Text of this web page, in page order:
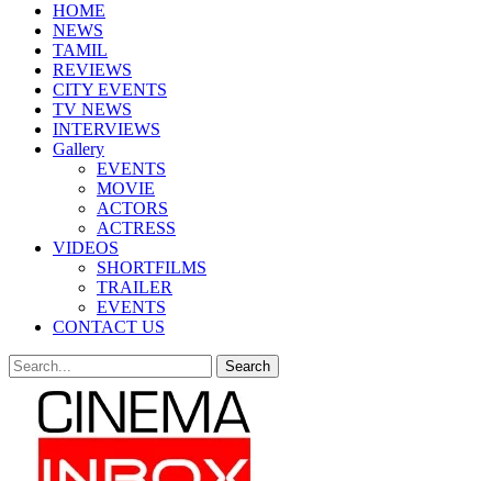
HOME
NEWS
TAMIL
REVIEWS
CITY EVENTS
TV NEWS
INTERVIEWS
Gallery
EVENTS
MOVIE
ACTORS
ACTRESS
VIDEOS
SHORTFILMS
TRAILER
EVENTS
CONTACT US